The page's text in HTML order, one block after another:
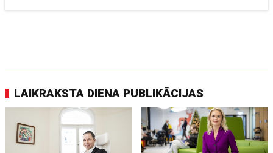
LAIKRAKSTA DIENA PUBLIKĀCIJAS